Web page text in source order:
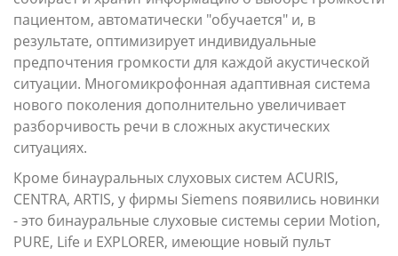
пациентом, автоматически "обучается" и, в
результате, оптимизирует индивидуальные
предпочтения громкости для каждой акустической
ситуации. Многомикрофонная адаптивная система
нового поколения дополнительно увеличивает
разборчивость речи в сложных акустических
ситуациях.
Кроме бинауральных слуховых систем ACURIS,
CENTRA, ARTIS, у фирмы Siemens появились новинки
- это бинауральные слуховые системы серии Motion,
PURE, Life и EXPLORER, имеющие новый пульт